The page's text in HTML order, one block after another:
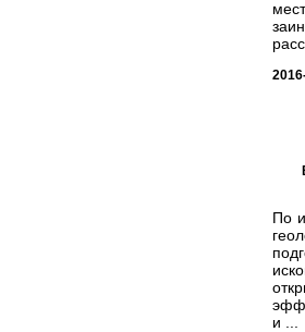
По
и ...